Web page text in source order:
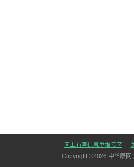
网上有害信息举报专区
Copyright ©2026 中华康网